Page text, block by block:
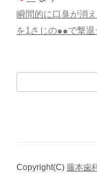
瞬間的に口臭が消
を1さじの●●で撃退
索:
Copyright(C) 藤本歯